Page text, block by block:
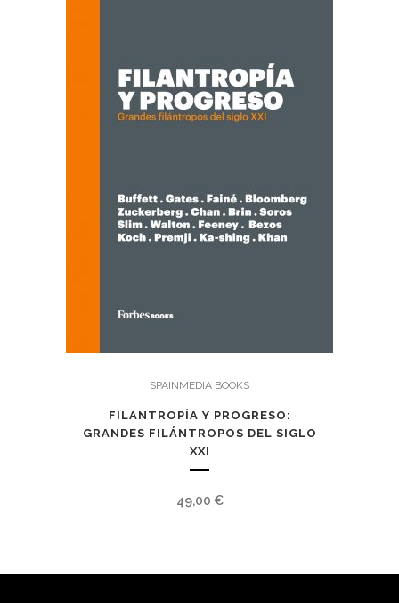
SPAINMEDIA BOOKS
FILANTROPÍA Y PROGRESO:
GRANDES FILÁNTROPOS DEL SIGLO
XXI
49,00 €